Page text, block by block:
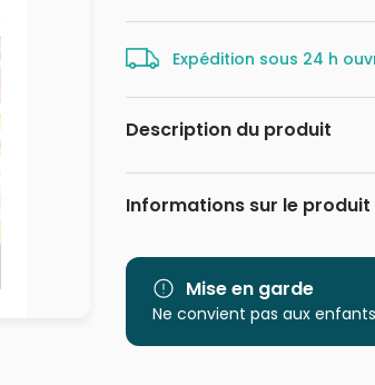
Expédition sous 24 h
Description du produit
Création Véronique Debroise
Des puzzles de 500 pièces
s'initier au puzzle de manière
puzzles pourront ensuite être
Informations sur le produit
Catégorie
Age
Mise en garde
Ne convient pas aux